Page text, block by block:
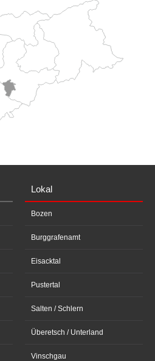
Lokal
Bozen
Burggrafenamt
Eisacktal
Pustertal
Salten / Schlern
Überetsch / Unterland
Vinschgau